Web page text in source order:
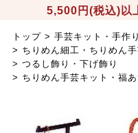
5,500円(税込)以
トップ
手芸キット・手作
ちりめん細工・ちりめん
つるし飾り・下げ飾り
ちりめん手芸キット・福